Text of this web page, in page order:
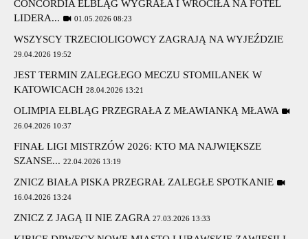
CONCORDIA ELBLĄG WYGRAŁA I WRÓCIŁA NA FOTEL
LIDERA...
01.05.2026 08:23
WSZYSCY TRZECIOLIGOWCY ZAGRAJĄ NA WYJEŹDZIE
29.04.2026 19:52
JEST TERMIN ZALEGŁEGO MECZU STOMILANEK W
KATOWICACH 28.04.2026 13:21
OLIMPIA ELBLĄG PRZEGRAŁA Z MŁAWIANKĄ MŁAWA
26.04.2026 10:37
FINAŁ LIGI MISTRZÓW 2026: KTO MA NAJWIĘKSZE
SZANSE... 22.04.2026 13:19
ZNICZ BIAŁA PISKA PRZEGRAŁ ZALEGŁE SPOTKANIE
16.04.2026 13:24
ZNICZ Z JAGĄ II NIE ZAGRA 27.03.2026 13:33